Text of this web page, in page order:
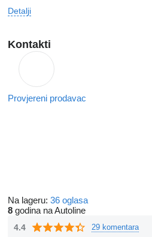
We take care of all customs and
construction equipment throughout
Detalji
Kontakti
Provjereni prodavac
Na lageru: 36 oglasa
8 godina na Autoline
4.4 29 komentara